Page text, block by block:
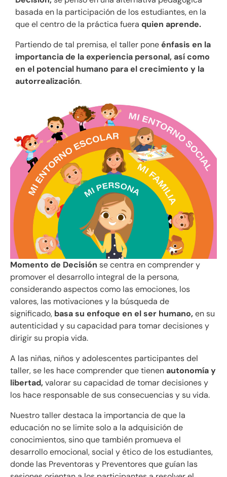
basada en la participación de los estudiantes, en la
que el centro de la práctica fuera quien aprende.
Partiendo de tal premisa, el taller poneénfasis en la
importancia de la experiencia personal, así como
en el potencial humano para el crecimiento y la
autorrealización.
Momento de Decisión se centra en comprender y
promover el desarrollo integral de la persona,
considerando aspectos como las emociones, los
valores, las motivaciones y la búsqueda de
significado, basa su enfoque en el ser humano,en su
autenticidad y su capacidad para tomar decisiones y
dirigir su propia vida.
A las niñas, niños y adolescentes participantes del
taller, se les hace comprender que tienenautonomía y
libertad,valorar su capacidad de tomar decisiones y
los hace responsable de sus consecuencias y su vida.
Nuestro taller destaca la importancia de que la
educación no se limite solo a la adquisición de
conocimientos, sino que también promueva el
desarrollo emocional, social y ético de los estudiantes,
donde las Preventoras y Preventores que guían las